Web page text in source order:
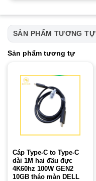
SẢN PHẨM TƯƠNG TỰ
Sản phẩm tương tự
Cáp Type-C to Type-C
dài 1M hai đầu đực
4K60hz 100W GEN2
10GB tháo màn DELL